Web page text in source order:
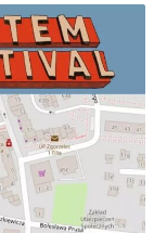
podczas